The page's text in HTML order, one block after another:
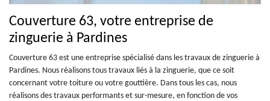
Couverture 63, votre entreprise de
zinguerie à Pardines
Couverture 63 est une entreprise spécialisé dans les travaux de zinguerie à
Pardines. Nous réalisons tous travaux liés à la zinguerie, que ce soit
concernant votre toiture ou votre gouttière. Dans tous les cas, nous
réalisons des travaux performants et sur-mesure, en fonction de vos